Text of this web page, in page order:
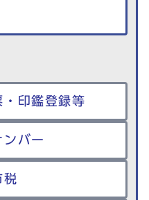
・印鑑登録等
ンバー
税